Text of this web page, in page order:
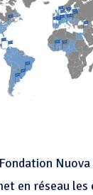
en réseau les